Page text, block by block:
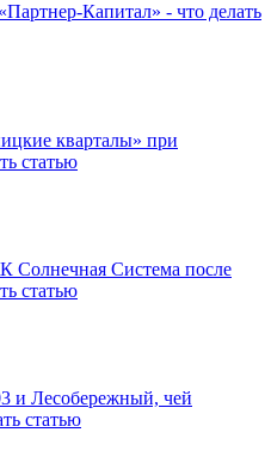
Капитал» - что делать
кварталы» при
статью
Солнечная Система после
статью
и Лесобережный, чей
статью